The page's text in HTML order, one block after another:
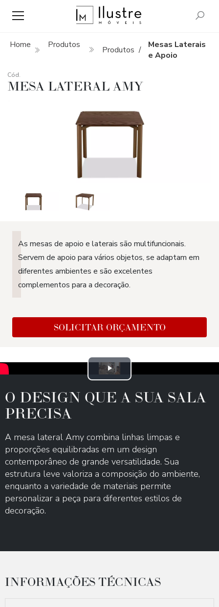
Home Produtos Produtos /
Mesas Laterais
e Apoio
Cód.
MESA LATERAL AMY
As mesas de apoio e laterais são multifuncionais.
Servem de apoio para vários objetos, se adaptam em
diferentes ambientes e são excelentes
complementos para a decoração.
SOLICITAR ORÇAMENTO
Play
Video
O DESIGN QUE A SUA SALA
PRECISA
A mesa lateral Amy combina linhas limpas e
proporções equilibradas em um design
contemporâneo de grande versatilidade. Sua
estrutura leve valoriza a composição do ambiente,
enquanto a variedade de materiais permite
personalizar a peça para diferentes estilos de
decoração.
INFORMAÇÕES TÉCNICAS